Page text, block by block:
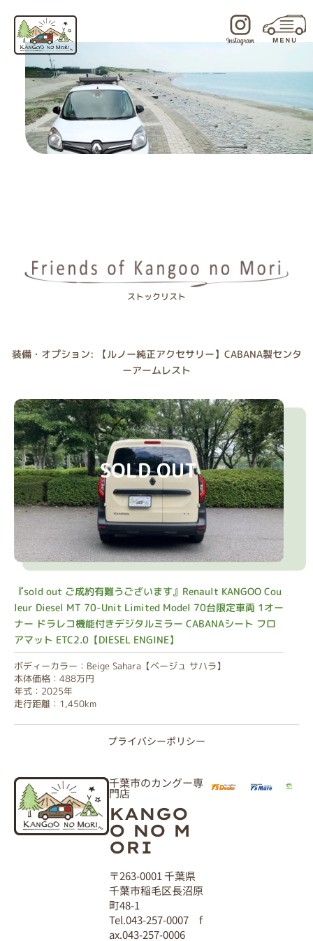
ストックリスト
装備・オプション: 【ルノー純正アクセサリー】CABANA製センタ
ーアームレスト
SOLD OUT
『sold out ご成約有難うございます』Renault KANGOO Cou
leur Diesel MT 70-Unit Limited Model 70台限定車両 1オー
ナー ドラレコ機能付きデジタルミラー CABANAシート フロ
アマット ETC2.0【DIESEL ENGINE】
ボディーカラー：Beige Sahara【ベージュ サハラ】
本体価格：488万円
年式：2025年
走行距離：1,450km
プライバシーポリシー
千葉市のカングー専
門店
KANGO
O NO M
ORI
〒263-0001 千葉県
千葉市稲毛区長沼原
町48-1
Tel.043-257-0007 f
ax.043-257-0006